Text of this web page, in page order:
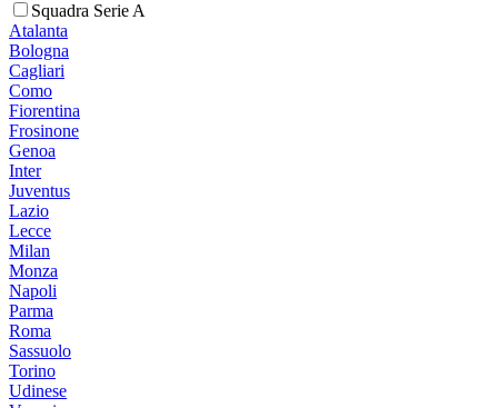
Squadra Serie A
Atalanta
Bologna
Cagliari
Como
Fiorentina
Frosinone
Genoa
Inter
Juventus
Lazio
Lecce
Milan
Monza
Napoli
Parma
Roma
Sassuolo
Torino
Udinese